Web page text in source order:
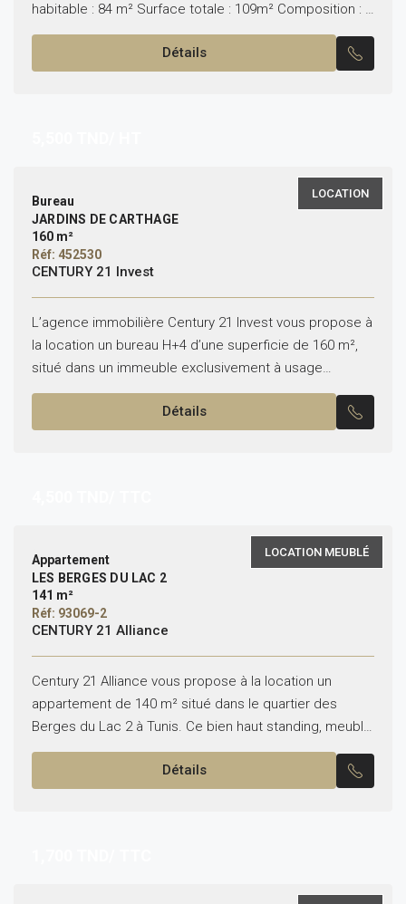
habitable : 84 m² Surface totale : 109m² Composition : –
Salon & salle à...
Détails
LOCATION
Bureau
JARDINS DE CARTHAGE
160 m²
Réf: 452530
CENTURY 21 Invest
L’agence immobilière Century 21 Invest vous propose à
la location un bureau H+4 d’une superficie de 160 m²,
situé dans un immeuble exclusivement à usage
bureautique, aux Jardins de Carthage. Le bureau...
Détails
LOCATION MEUBLÉ
Appartement
LES BERGES DU LAC 2
141 m²
Réf: 93069-2
CENTURY 21 Alliance
Century 21 Alliance vous propose à la location un
appartement de 140 m² situé dans le quartier des
Berges du Lac 2 à Tunis. Ce bien haut standing, meublé
avec soin, se...
Détails